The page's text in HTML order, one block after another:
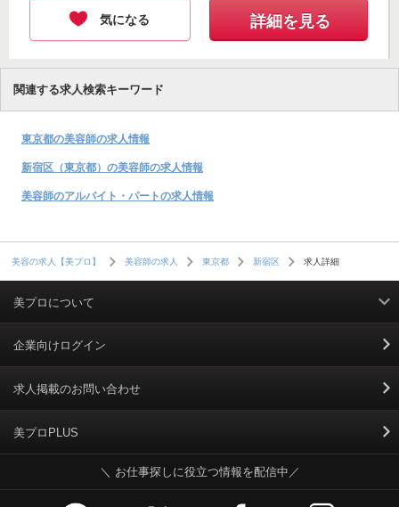
気になる 詳細を見る
関連する求人検索キーワード
東京都の美容師の求人情報
新宿区（東京都）の美容師の求人情報
美容師のアルバイト・パートの求人情報
美容の求人【美プロ】 美容師の求人 東京都 新宿区 求人詳細
美プロについて
利用規約
掲載規約
個人情報保護ポリシー
個人情報のお取り扱いについて
企業向けログイン
求人掲載のお問い合わせ
美プロPLUS
＼ お仕事探しに役立つ情報を配信中／